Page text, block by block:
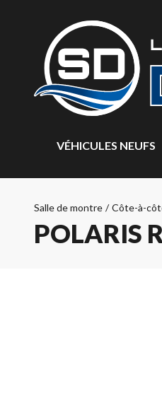
VÉHICULES NEUFS
Salle de montre / Côte-à-
POLARIS